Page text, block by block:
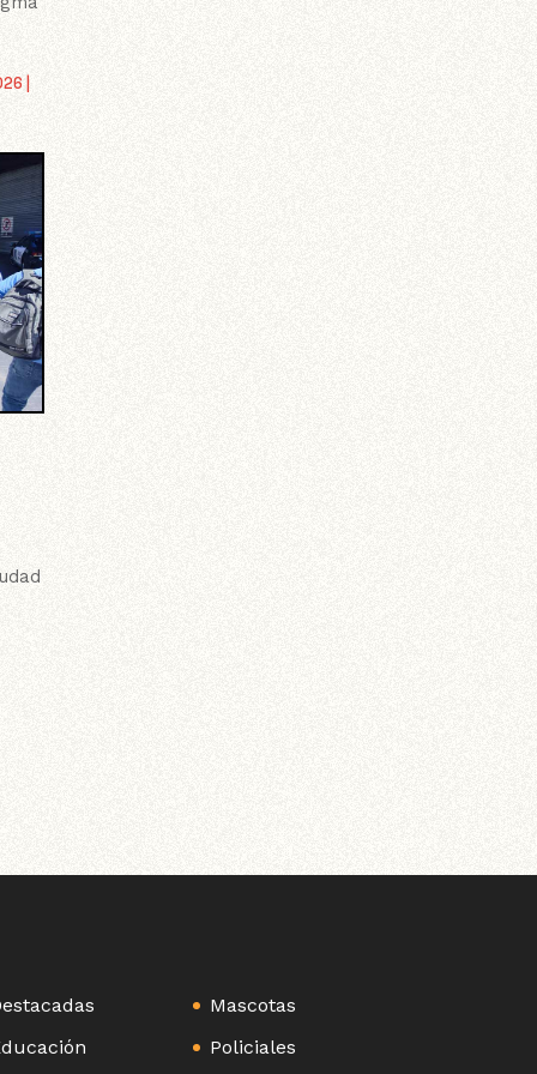
Mascotas
Policiales